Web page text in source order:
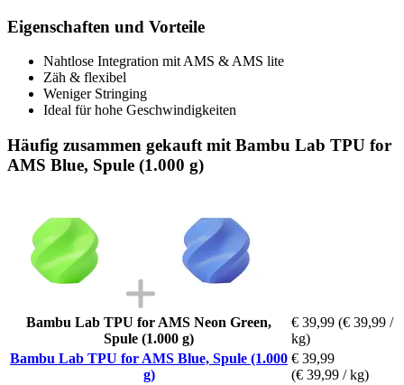
Eigenschaften und Vorteile
Nahtlose Integration mit AMS & AMS lite
Zäh & flexibel
Weniger Stringing
Ideal für hohe Geschwindigkeiten
Häufig zusammen gekauft mit Bambu Lab TPU for
AMS Blue, Spule (1.000 g)
Bambu Lab TPU for AMS Neon Green,
Spule (1.000 g)
€ 39,99 (€ 39,99 /
kg)
Bambu Lab TPU for AMS Blue, Spule (1.000
g)
€ 39,99
(€ 39,99 / kg)